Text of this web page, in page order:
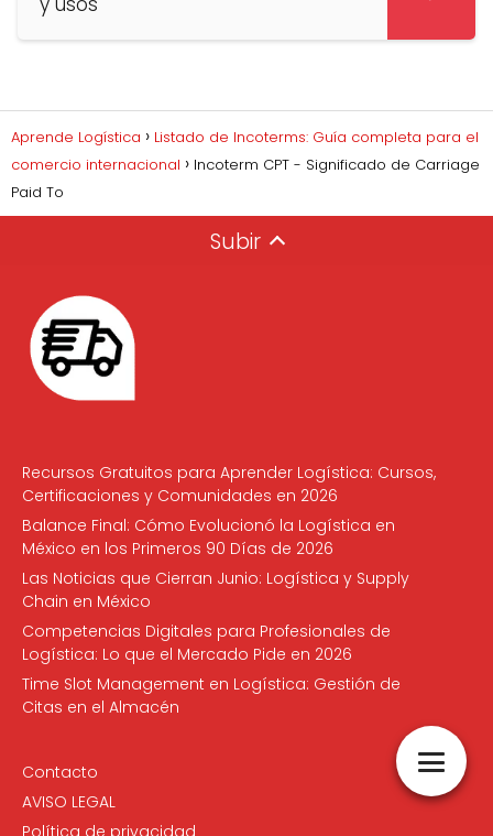
Aprende Logística
Listado de Incoterms: Guía completa para el
comercio internacional
Incoterm CPT - Significado de Carriage
Paid To
Subir
Recursos Gratuitos para Aprender Logística: Cursos,
Certificaciones y Comunidades en 2026
Balance Final: Cómo Evolucionó la Logística en
México en los Primeros 90 Días de 2026
Las Noticias que Cierran Junio: Logística y Supply
Chain en México
Competencias Digitales para Profesionales de
Logística: Lo que el Mercado Pide en 2026
Time Slot Management en Logística: Gestión de
Citas en el Almacén
Contacto
AVISO LEGAL
Política de privacidad